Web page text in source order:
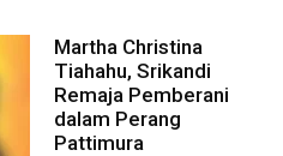
Martha Christina
Tiahahu, Srikandi
Remaja Pemberani
dalam Perang
Pattimura